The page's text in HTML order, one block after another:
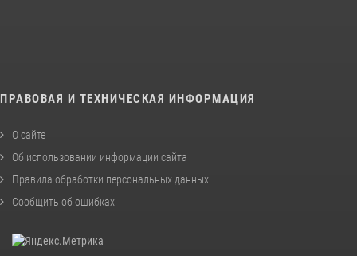
ПРАВОВАЯ И ТЕХНИЧЕСКАЯ ИНФОРМАЦИЯ
О сайте
Об использовании информации сайта
Правила обработки персональных данных
Сообщить об ошибках